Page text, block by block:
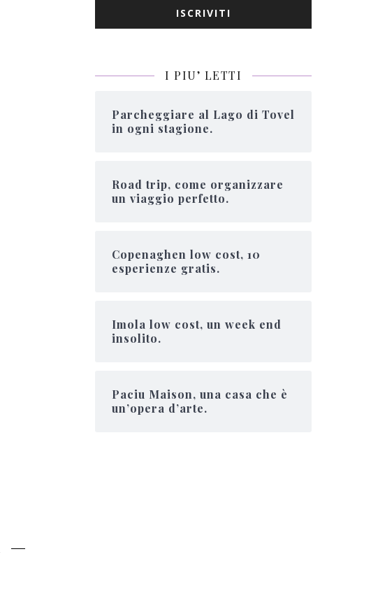
I PIU’ LETTI
Parcheggiare al Lago di Tovel
in ogni stagione.
Road trip, come organizzare
un viaggio perfetto.
Copenaghen low cost, 10
esperienze gratis.
Imola low cost, un week end
insolito.
Paciu Maison, una casa che è
un’opera d’arte.